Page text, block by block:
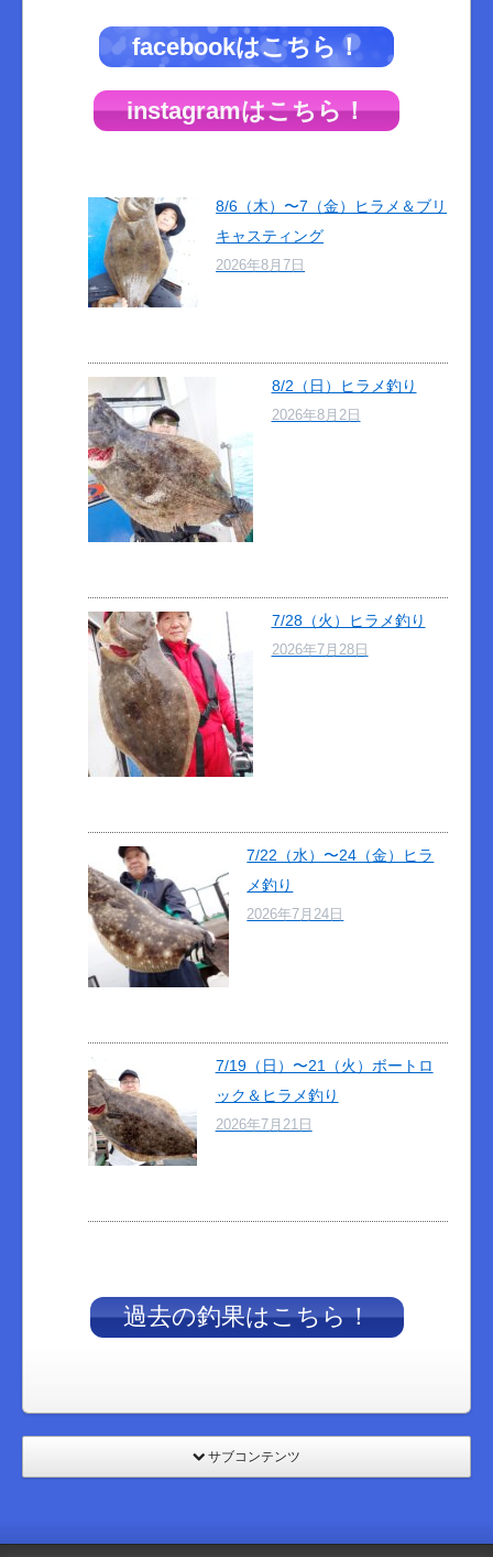
facebookはこちら！
instagramはこちら！
8/6（木）〜7（金）ヒラメ＆ブリ
キャスティング
2026年8月7日
8/2（日）ヒラメ釣り
2026年8月2日
7/28（火）ヒラメ釣り
2026年7月28日
7/22（水）〜24（金）ヒラ
メ釣り
2026年7月24日
7/19（日）〜21（火）ボートロ
ック＆ヒラメ釣り
2026年7月21日
過去の釣果はこちら！
サブコンテンツ